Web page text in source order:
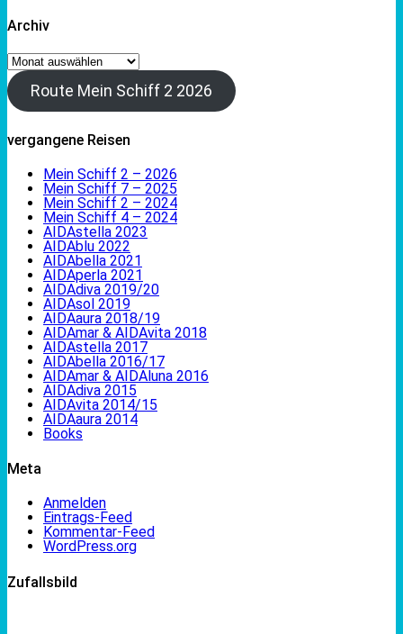
Archiv
Archiv
Route Mein Schiff 2 2026
vergangene Reisen
Mein Schiff 2 – 2026
Mein Schiff 7 – 2025
Mein Schiff 2 – 2024
Mein Schiff 4 – 2024
AIDAstella 2023
AIDAblu 2022
AIDAbella 2021
AIDAperla 2021
AIDAdiva 2019/20
AIDAsol 2019
AIDAaura 2018/19
AIDAmar & AIDAvita 2018
AIDAstella 2017
AIDAbella 2016/17
AIDAmar & AIDAluna 2016
AIDAdiva 2015
AIDAvita 2014/15
AIDAaura 2014
Books
Meta
Anmelden
Eintrags-Feed
Kommentar-Feed
WordPress.org
Zufallsbild